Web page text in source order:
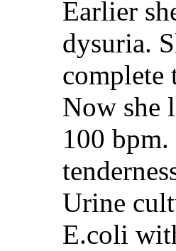
Earlier
dysuria.
complete
Now she
100
Urine
E.coli